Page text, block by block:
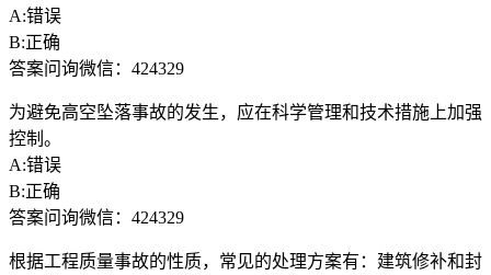
A:错误
B:正确
答案问询微信：424329
为避免高空坠落事故的发生，应在科学管理和技术措施上加强
控制。
A:错误
B:正确
答案问询微信：424329
根据工程质量事故的性质，常见的处理方案有：建筑修补和封